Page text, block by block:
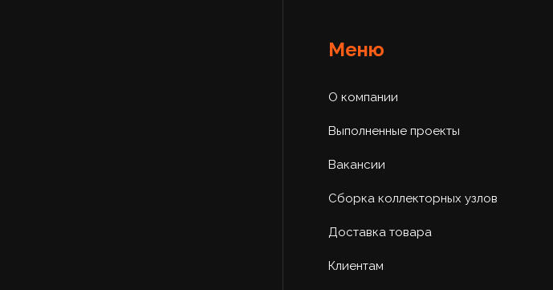
Меню
О компании
Выполненные проекты
Вакансии
Сборка коллекторных узлов
Доставка товара
Клиентам